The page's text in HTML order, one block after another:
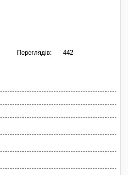
Переглядів: 442